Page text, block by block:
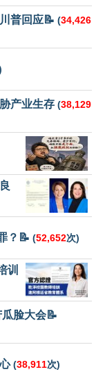
普回应📝 (34,426
产业生存 (38,129
？📝 (52,652次)
训
脸大会📝
(38,911次)